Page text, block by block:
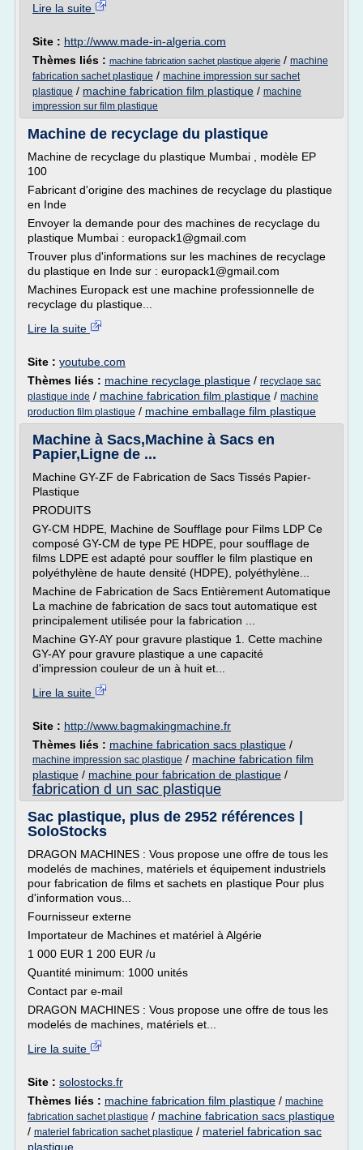
Lire la suite
Site : http://www.made-in-algeria.com
Thèmes liés : machine fabrication sachet plastique algerie / machine
fabrication sachet plastique / machine impression sur sachet
plastique / machine fabrication film plastique / machine
impression sur film plastique
Machine de recyclage du plastique
Machine de recyclage du plastique Mumbai , modèle EP
100
Fabricant d'origine des machines de recyclage du plastique
en Inde
Envoyer la demande pour des machines de recyclage du
plastique Mumbai : europack1@gmail.com
Trouver plus d'informations sur les machines de recyclage
du plastique en Inde sur : europack1@gmail.com
Machines Europack est une machine professionnelle de
recyclage du plastique...
Lire la suite
Site : youtube.com
Thèmes liés : machine recyclage plastique / recyclage sac
plastique inde / machine fabrication film plastique / machine
production film plastique / machine emballage film plastique
Machine à Sacs,Machine à Sacs en
Papier,Ligne de ...
Machine GY-ZF de Fabrication de Sacs Tissés Papier-
Plastique
PRODUITS
GY-CM HDPE, Machine de Soufflage pour Films LDP Ce
composé GY-CM de type PE HDPE, pour soufflage de
films LDPE est adapté pour souffler le film plastique en
polyéthylène de haute densité (HDPE), polyéthylène...
Machine de Fabrication de Sacs Entièrement Automatique
La machine de fabrication de sacs tout automatique est
principalement utilisée pour la fabrication ...
Machine GY-AY pour gravure plastique 1. Cette machine
GY-AY pour gravure plastique a une capacité
d'impression couleur de un à huit et...
Lire la suite
Site : http://www.bagmakingmachine.fr
Thèmes liés : machine fabrication sacs plastique /
machine impression sac plastique / machine fabrication film
plastique / machine pour fabrication de plastique /
fabrication d un sac plastique
Sac plastique, plus de 2952 références |
SoloStocks
DRAGON MACHINES : Vous propose une offre de tous les
modelés de machines, matériels et équipement industriels
pour fabrication de films et sachets en plastique Pour plus
d'information vous...
Fournisseur externe
Importateur de Machines et matériel à Algérie
1 000 EUR 1 200 EUR /u
Quantité minimum: 1000 unités
Contact par e-mail
DRAGON MACHINES : Vous propose une offre de tous les
modelés de machines, matériels et...
Lire la suite
Site : solostocks.fr
Thèmes liés : machine fabrication film plastique / machine
fabrication sachet plastique / machine fabrication sacs plastique
/ materiel fabrication sachet plastique / materiel fabrication sac
plastique